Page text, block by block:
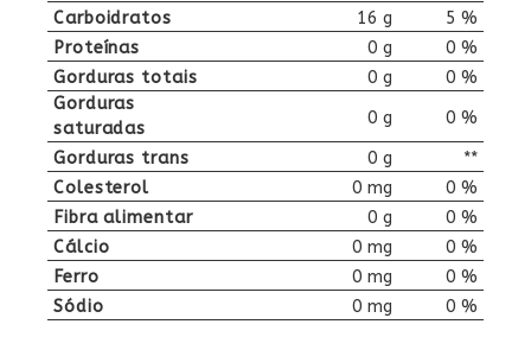
Carboidratos
16 g
5 %
Proteínas
0 g
0 %
Gorduras totais
0 g
0 %
Gorduras
saturadas
0 g
0 %
Gorduras trans
0 g
**
Colesterol
0 mg
0 %
Fibra alimentar
0 g
0 %
Cálcio
0 mg
0 %
Ferro
0 mg
0 %
Sódio
0 mg 0 %